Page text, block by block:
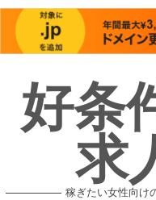
content好条
求
稼ぎたい女性向け